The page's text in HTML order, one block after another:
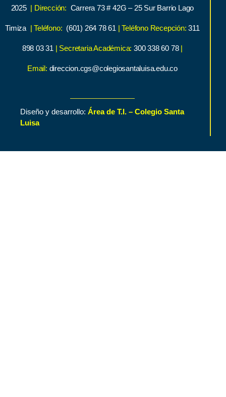
2025 | Dirección: Carrera 73 # 42G – 25 Sur Barrio Lago
Timiza | Teléfono: (601) 264 78 61 | Teléfono Recepción: 311
898 03 31 | Secretaria Académica:300 338 60 78 |
Email: direccion.cgs@colegiosantaluisa.edu.co
Diseño y desarrollo: Área de T.I. – Colegio Santa
Luisa